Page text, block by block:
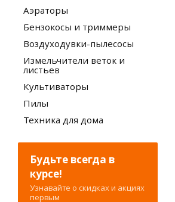
Аэраторы
Бензокосы и триммеры
Воздуходувки-пылесосы
Измельчители веток и
листьев
Культиваторы
Пилы
Техника для дома
Будьте всегда в
курсе!
Узнавайте о скидках и акциях
первым